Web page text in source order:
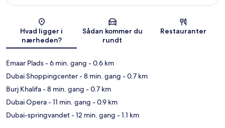
Kort
Hvad ligger i
nærheden?
Sådan kommer du
rundt
Restauranter
Emaar Plads- 6 min. gang - 0.6 km
Dubai Shoppingcenter- 8 min. gang - 0.7 km
Burj Khalifa- 8 min. gang - 0.7 km
Dubai Opera- 11 min. gang - 0.9 km
Dubai-springvandet- 12 min. gang - 1.1 km